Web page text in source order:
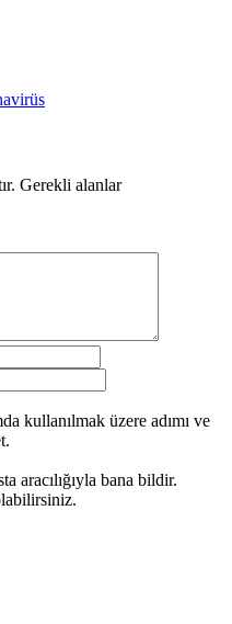
Gerekli alanlar
kullanılmak üzere adımı ve
aracılığıyla bana bildir.